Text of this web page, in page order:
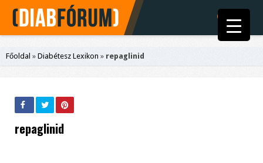
Főoldal » Diabétesz Lexikon » repaglinid
repaglinid